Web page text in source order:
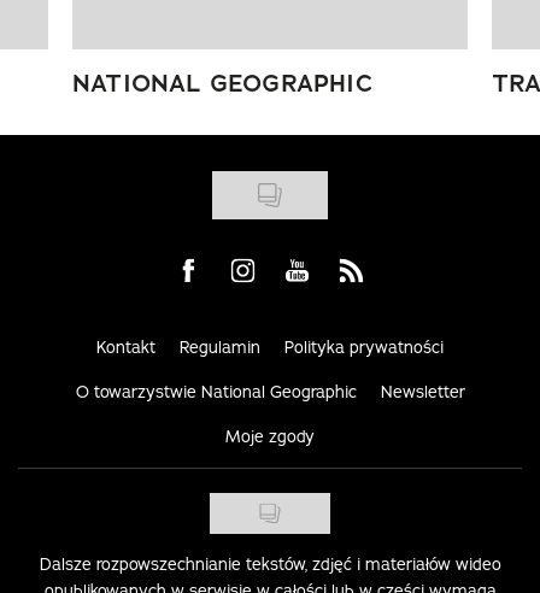
NATIONAL GEOGRAPHIC
Visit us on Facebook
Visit us on Instagram
Visit us on Youtube
Visit us on Rss
Kontakt Regulamin Polityka prywatności
O towarzystwie National Geographic Newsletter
Moje zgody
Dalsze rozpowszechnianie tekstów, zdjęć i materiałów wideo